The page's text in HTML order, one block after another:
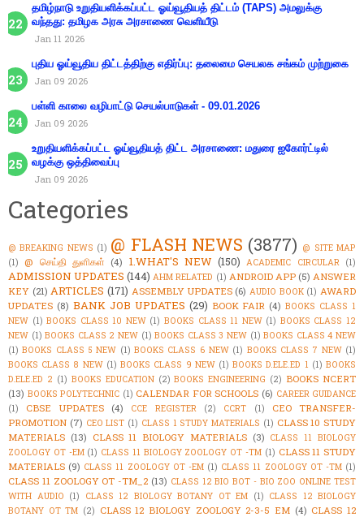
தமிழ்நாடு உறுதியளிக்கப்பட்ட ஓய்வூதியத் திட்டம் (TAPS) அமலுக்கு
வந்தது: தமிழக அரசு அரசாணை வெளியீடு
Jan 11 2026
புதிய ஓய்வூதிய திட்டத்திற்கு எதிர்ப்பு: தலைமை செயலக சங்கம் முற்றுகை
Jan 09 2026
பள்ளி காலை வழிபாட்டு செயல்பாடுகள் - 09.01.2026
Jan 09 2026
உறுதியளிக்கப்பட்ட ஓய்வூதியத் திட்ட அரசாணை: மதுரை ஐகோர்ட்டில்
வழக்கு ஒத்திவைப்பு
Jan 09 2026
Categories
@ BREAKING NEWS (1) @ FLASH NEWS (3877) @ SITE MAP
(1) @ செய்தி துளிகள் (4) 1.WHAT'S NEW (150) ACADEMIC CIRCULAR (1)
ADMISSION UPDATES (144) AHM RELATED (1) ANDROID APP (5) ANSWER
KEY (21) ARTICLES (171) ASSEMBLY UPDATES (6) AUDIO BOOK (1) AWARD
UPDATES (8) BANK JOB UPDATES (29) BOOK FAIR (4) BOOKS CLASS 1
NEW (1) BOOKS CLASS 10 NEW (1) BOOKS CLASS 11 NEW (1) BOOKS CLASS 12
NEW (1) BOOKS CLASS 2 NEW (1) BOOKS CLASS 3 NEW (1) BOOKS CLASS 4 NEW
(1) BOOKS CLASS 5 NEW (1) BOOKS CLASS 6 NEW (1) BOOKS CLASS 7 NEW (1)
BOOKS CLASS 8 NEW (1) BOOKS CLASS 9 NEW (1) BOOKS D.ELE.ED 1 (1) BOOKS
D.ELE.ED 2 (1) BOOKS EDUCATION (2) BOOKS ENGINEERING (2) BOOKS NCERT
(13) BOOKS POLYTECHNIC (1) CALENDAR FOR SCHOOLS (6) CAREER GUIDANCE
(1)
CBSE UPDATES (4) CCE REGISTER (2) CCRT (1)
CEO TRANSFER-
PROMOTION (7) CEO LIST (1) CLASS 1 STUDY MATERIALS (1) CLASS 10 STUDY
MATERIALS (13) CLASS 11 BIOLOGY MATERIALS (3) CLASS 11 BIOLOGY
ZOOLOGY OT -EM (1) CLASS 11 BIOLOGY ZOOLOGY OT -TM (1) CLASS 11 STUDY
MATERIALS (9) CLASS 11 ZOOLOGY OT -EM (1) CLASS 11 ZOOLOGY OT -TM (1)
CLASS 11 ZOOLOGY OT -TM_2 (13) CLASS 12 BIO BOT - BIO ZOO ONLINE TEST
WITH AUDIO (1) CLASS 12 BIOLOGY BOTANY OT EM (1) CLASS 12 BIOLOGY
BOTANY OT TM (2) CLASS 12 BIOLOGY ZOOLOGY 2-3-5 EM (4) CLASS 12